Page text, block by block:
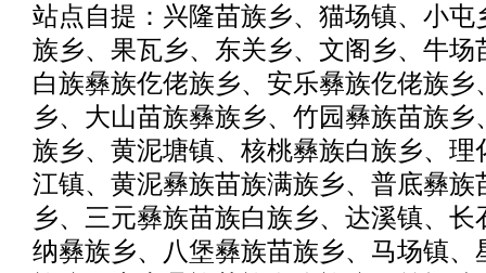
站点自提：兴隆苗族乡、猫场镇、小屯
族乡、果瓦乡、东关乡、文阁乡、牛场
白族彝族仡佬族乡、安乐彝族仡佬族乡
乡、大山苗族彝族乡、竹园彝族苗族
族乡、黄泥塘镇、核桃彝族白族乡、理
江镇、黄泥彝族苗族满族乡、普底彝族
乡、三元彝族苗族白族乡、达溪镇、
纳彝族乡、八堡彝族苗族乡、马场镇、